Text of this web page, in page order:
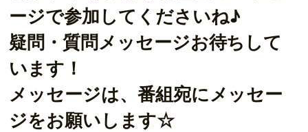
ージで参加してくださいね♪
疑問・質問メッセージお待ちして
います！
メッセージは、番組宛にメッセー
ジをお願いします☆